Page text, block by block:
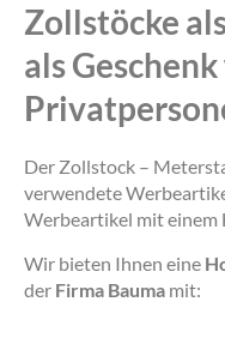
Zollstöcke
als
Der Zollstock –
verwendete
Werbeartikel mit einem
Wir bieten Ihnen eine
der Firma Bauma mit: